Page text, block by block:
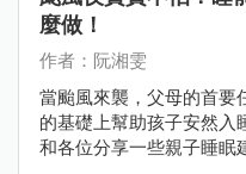
麼做！
作者：阮湘雯
當颱風來襲，父母的首要
的基礎上幫助孩子安然入
和各位分享一些親子睡眠